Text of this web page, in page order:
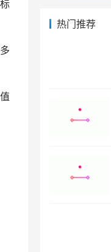
热门推荐